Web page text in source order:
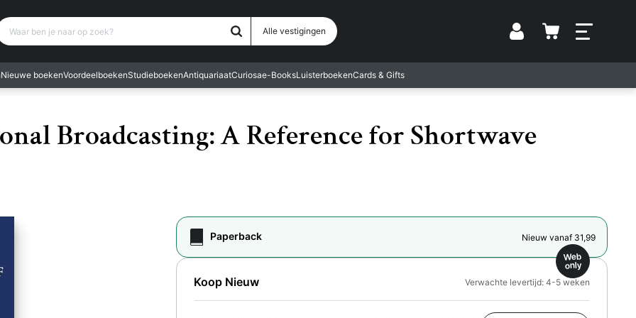
Alle vestigingen Vestiging
ben je naar op zoek?
Nieuwe boekenVoordeelboekenStudieboekenAntiquariaatCuriosae-BooksLuisterboekenCards & Gifts
Broadcasting: A Reference for Shortwave
Paperback Nieuw vanaf 31,99
Koop Nieuw
Web
only
Verwachte levertijd: 4-5 weken